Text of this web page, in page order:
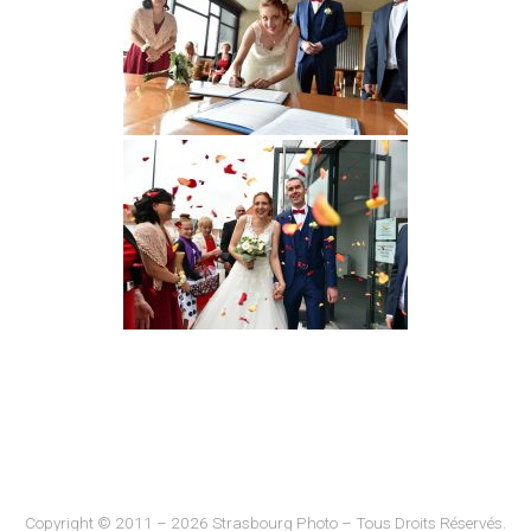
Copyright © 2011 – 2026 Strasbourg Photo – Tous Droits Réservés.